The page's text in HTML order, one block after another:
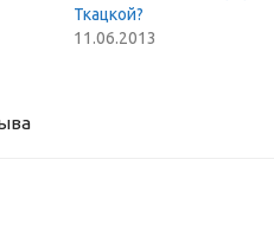
Ткацкой?
11.06.2013